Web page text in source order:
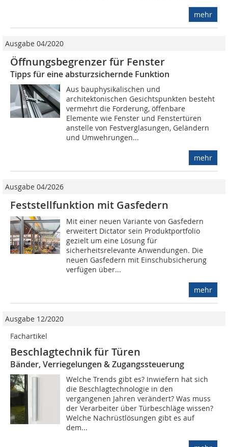
mehr
Ausgabe 04/2020
Öffnungsbegrenzer für Fenster
Tipps für eine absturzsichernde Funktion
Aus bauphysikalischen und
architektonischen Gesichtspunkten besteht
vermehrt die Forderung, öffenbare
Elemente wie Fenster und Fenstertüren
anstelle von Festverglasungen, Geländern
und Umwehrungen...
mehr
Ausgabe 04/2026
Feststellfunktion mit Gasfedern
Mit einer neuen Variante von Gasfedern
erweitert Dictator sein Produktportfolio
gezielt um eine Lösung für
sicherheitsrelevante Anwendungen. Die
neuen Gasfedern mit Einschubsicherung
verfügen über...
mehr
Ausgabe 12/2020
Fachartikel
Beschlagtechnik für Türen
Bänder, Verriegelungen & Zugangssteuerung
Welche Trends gibt es? Inwiefern hat sich
die Beschlagtechnologie in den
vergangenen Jahren verändert? Was muss
der Verarbeiter über Türbeschläge wissen?
Welche Nachrüstlösungen gibt es auf
dem...